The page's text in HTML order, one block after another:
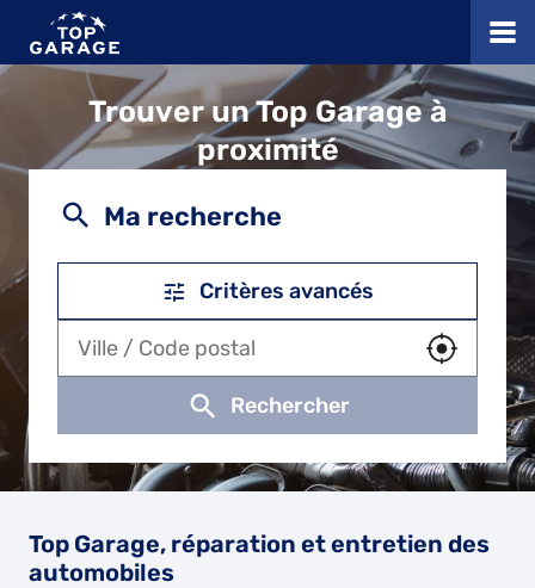
Trouver un Top Garage à
proximité
Ma recherche
Critères avancés
Utiliser
Rechercher
Top Garage, réparation et entretien des
automobiles